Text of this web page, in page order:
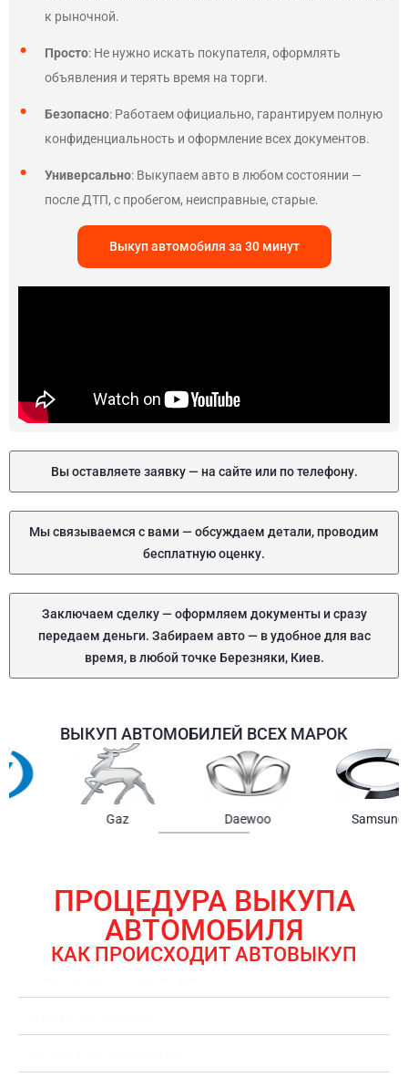
к рыночной.
Просто: Не нужно искать покупателя, оформлять
объявления и терять время на торги.
Безопасно: Работаем официально, гарантируем полную
конфиденциальность и оформление всех документов.
Универсально: Выкупаем авто в любом состоянии —
после ДТП, с пробегом, неисправные, старые.
Выкуп автомобиля за 30 минут
Вы оставляете заявку — на сайте или по телефону.
Мы связываемся с вами — обсуждаем детали, проводим
бесплатную оценку.
Заключаем сделку — оформляем документы и сразу
передаем деньги. Забираем авто — в удобное для вас
время, в любой точке Березняки, Киев.
ВЫКУП АВТОМОБИЛЕЙ ВСЕХ МАРОК
Chrysler
ПРОЦЕДУРА ВЫКУПА
АВТОМОБИЛЯ
КАК ПРОИСХОДИТ АВТОВЫКУП